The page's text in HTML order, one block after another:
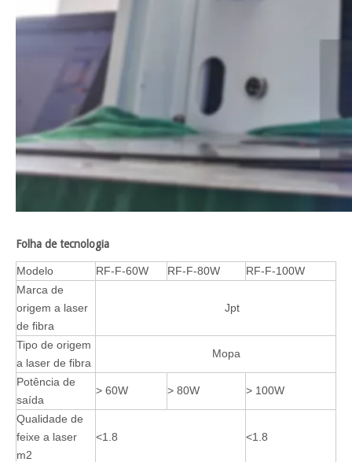
Folha de tecnologia
Modelo RF-F-60W RF-F-80W
RF-F-100W
Marca de
origem a laser
de fibra
Jpt
Tipo de origem
a laser de fibra
Mopa
Potência de
saída
> 60W > 80W > 100W
Qualidade de
feixe a laser
m2
<1.8 <1.8